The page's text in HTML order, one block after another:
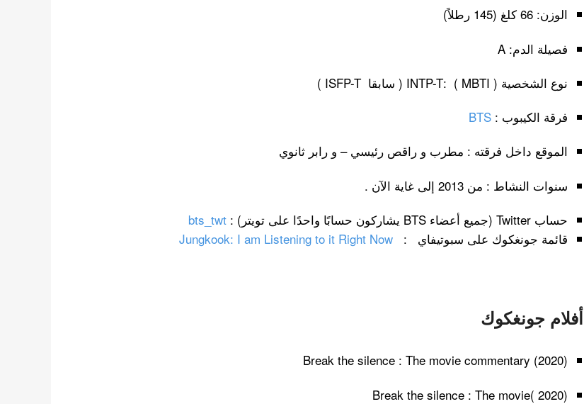
الوزن: 66 كلغ (145 رطلاً)
فصيلة الدم: A
نوع الشخصية ( MBTI ) :INTP-T ( سابقا ISFP-T )
فرقة الكيبوب :BTS
الموقع داخل فرقته : مطرب و راقص رئيسي – و رابر ثانوي
سنوات النشاط : من 2013 إلى غاية الآن .
حساب Twitter (جميع أعضاء BTS يشاركون حسابًا واحدًا على تويتر) :
bts_twt
قائمة جونغكوك على سبوتيفاي :Jungkook: I am Listening to it Right Now
أفلام جونغكوك
Break the silence : The movie commentary (2020)
Break the silence : The movie( 2020)